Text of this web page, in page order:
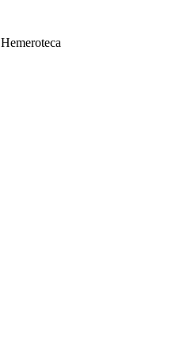
Hemeroteca